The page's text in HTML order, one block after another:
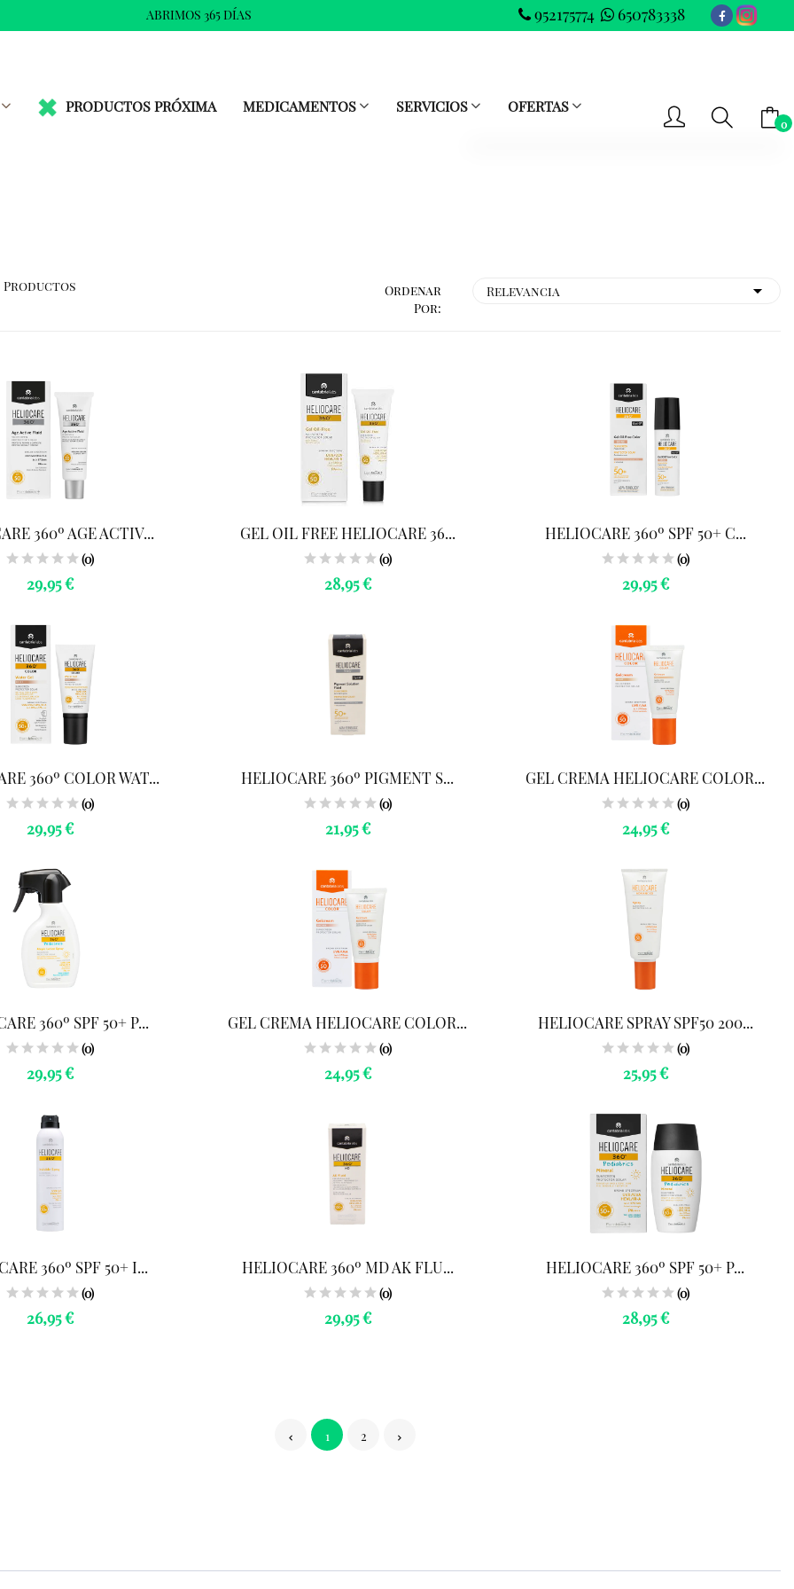
ABRIMOS 365 DÍAS 952175774 650783338
PRODUCTOS PRÓXIMA MEDICAMENTOS SERVICIOS
OFERTAS
0
VER CARRITO
Productos
Ordenar
Por:
360º AGE ACTIV...
(0)
29,95 €
GEL OIL FREE HELIOCARE 36...
(0)
28,95 €
HELIOCARE 360º SPF 50+ C...
(0)
29,95 €
360º COLOR WAT...
(0)
29,95 €
HELIOCARE 360º PIGMENT S...
(0)
21,95 €
GEL CREMA HELIOCARE COLOR...
(0)
24,95 €
360º SPF 50+ P...
(0)
29,95 €
GEL CREMA HELIOCARE COLOR...
(0)
24,95 €
HELIOCARE SPRAY SPF50 200...
(0)
25,95 €
360º SPF 50+ I...
(0)
26,95 €
HELIOCARE 360º MD AK FLU...
(0)
29,95 €
HELIOCARE 360º SPF 50+ P...
(0)
28,95 €
1 2